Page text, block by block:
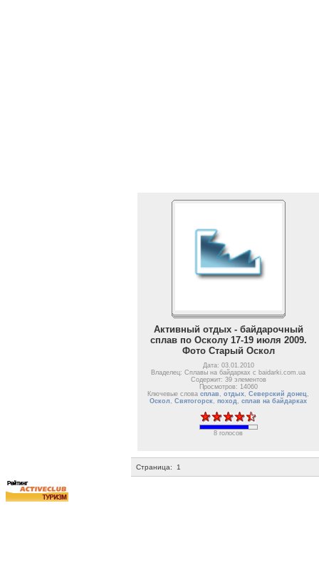
Активный отдых - байдарочный
сплав по Осколу 17-19 июля 2009.
Фото Старый Оскол
Дата: 03.01.2010
Владелец: Сплавы на байдарках с baidarki.com.ua
Содержит: 39 элементов
Просмотров: 14060
Ключевые слова сплав отдых Северский донец
Оскол
Святогорск поход сплав на байдарках
8 голосов
Страница: 1